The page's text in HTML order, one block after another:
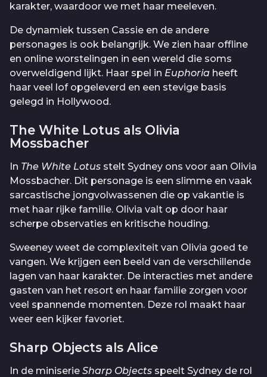
karakter, waardoor we met haar meeleven.
De dynamiek tussen Cassie en de andere
personages is ook belangrijk. We zien haar offline
en online worstelingen in een wereld die soms
overweldigend lijkt. Haar spel in Euphoria heeft
haar veel lof opgeleverd en een stevige basis
gelegd in Hollywood.
The White Lotus als Olivia
Mossbacher
In The White Lotus stelt Sydney ons voor aan Olivia
Mossbacher. Dit personage is een slimme en vaak
sarcastische jongvolwassenen die op vakantie is
met haar rijke familie. Olivia valt op door haar
scherpe observaties en kritische houding.
Sweeney weet de complexiteit van Olivia goed te
vangen. We krijgen een beeld van de verschillende
lagen van haar karakter. De interacties met andere
gasten van het resort en haar familie zorgen voor
veel spannende momenten. Deze rol maakt haar
weer een kijker favoriet.
Sharp Objects als Alice
In de miniserie Sharp Objects speelt Sydney de rol